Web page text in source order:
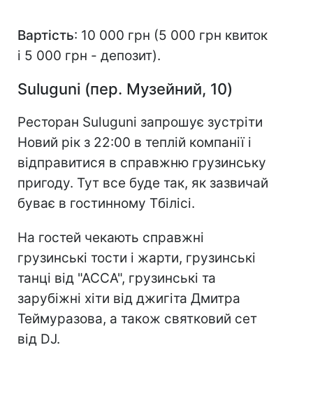
Вартість: 10 000 грн (5 000 грн квиток
і 5 000 грн - депозит).
Suluguni (пер. Музейний, 10)
Ресторан Suluguni запрошує зустріти
Новий рік з 22:00 в теплій компанії і
відправитися в справжню грузинську
пригоду. Тут все буде так, як зазвичай
буває в гостинному Тбілісі.
На гостей чекають справжні
грузинські тости і жарти, грузинські
танці від "АССА", грузинські та
зарубіжні хіти від джигіта Дмитра
Теймуразова, а також святковий сет
від DJ.